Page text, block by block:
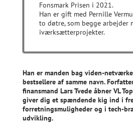
Fonsmark Prisen i 2021.
Han er gift med Pernille
to døtre, som begge arbejder
iværksætterprojekter.
Han er manden bag viden-
bestsellere af samme navn.
finansmand Lars Tvede åbner VL
giver dig et spændende kig ind i
forretningsmuligheder og i tech-
udvikling.